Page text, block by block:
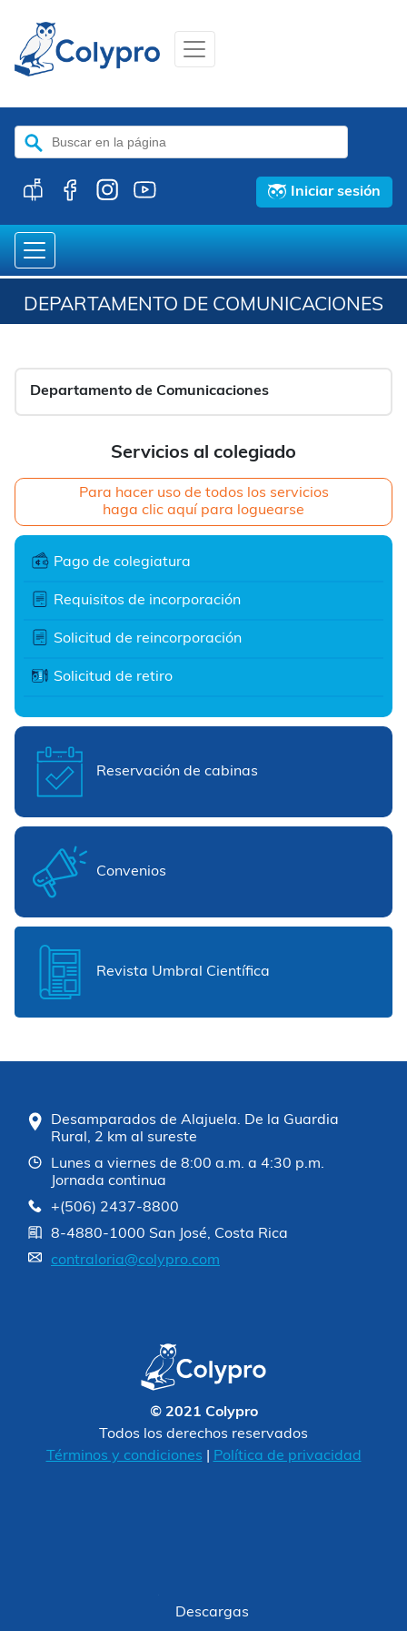
Buscar:
Iniciar sesión
DEPARTAMENTO DE COMUNICACIONES
Servicios al colegiado
Para hacer uso de todos los servicios
haga clic aquí para loguearse
Pago de colegiatura
Requisitos de incorporación
Solicitud de reincorporación
Solicitud de retiro
Reservación de cabinas
Convenios
Revista Umbral Científica
Departamento de Comunicaciones
Desamparados de Alajuela. De la Guardia
Rural, 2 km al sureste
Lunes a viernes de 8:00 a.m. a 4:30 p.m.
Jornada continua
+(506) 2437-8800
8-4880-1000 San José, Costa Rica
contraloria@colypro.com
© 2021 Colypro
Todos los derechos reservados
Términos y condiciones
Política de privacidad
Descargas